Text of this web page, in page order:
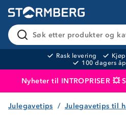
Søk etter produkter og
Rask levering
100 dagers
Nyheter til INTROPRISER 💥
Produktet er lagt i
Julegavetips Julegavetips til